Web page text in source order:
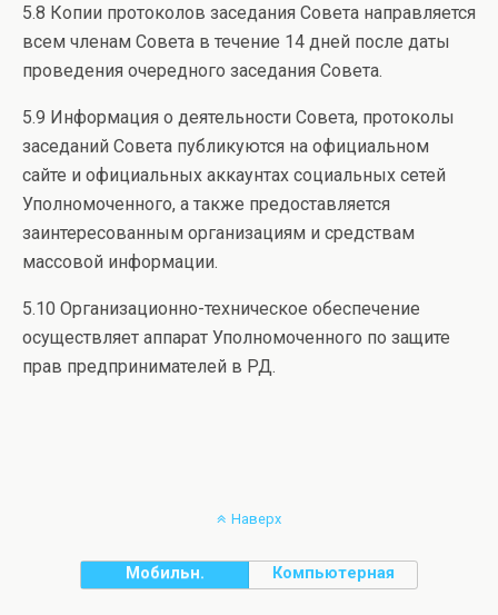
5.8 Копии протоколов заседания Совета направляется
всем членам Совета в течение 14 дней после даты
проведения очередного заседания Совета.
5.9 Информация о деятельности Совета, протоколы
заседаний Совета публикуются на официальном
сайте и официальных аккаунтах социальных сетей
Уполномоченного, а также предоставляется
заинтересованным организациям и средствам
массовой информации.
5.10 Организационно-техническое обеспечение
осуществляет аппарат Уполномоченного по защите
прав предпринимателей в РД.
Наверх
Мобильн. Компьютерная